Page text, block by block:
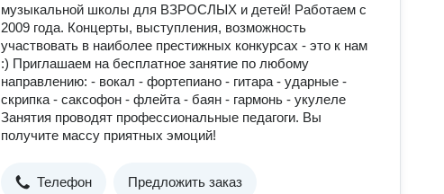
музыкальной школы для ВЗРОСЛЫХ и детей! Работаем с
2009 года. Концерты, выступления, возможность
участвовать в наиболее престижных конкурсах - это к нам
:) Приглашаем на бесплатное занятие по любому
направлению: - вокал - фортепиано - гитара - ударные -
скрипка - саксофон - флейта - баян - гармонь - укулеле
Занятия проводят профессиональные педагоги. Вы
получите массу приятных эмоций!
Телефон Предложить заказ